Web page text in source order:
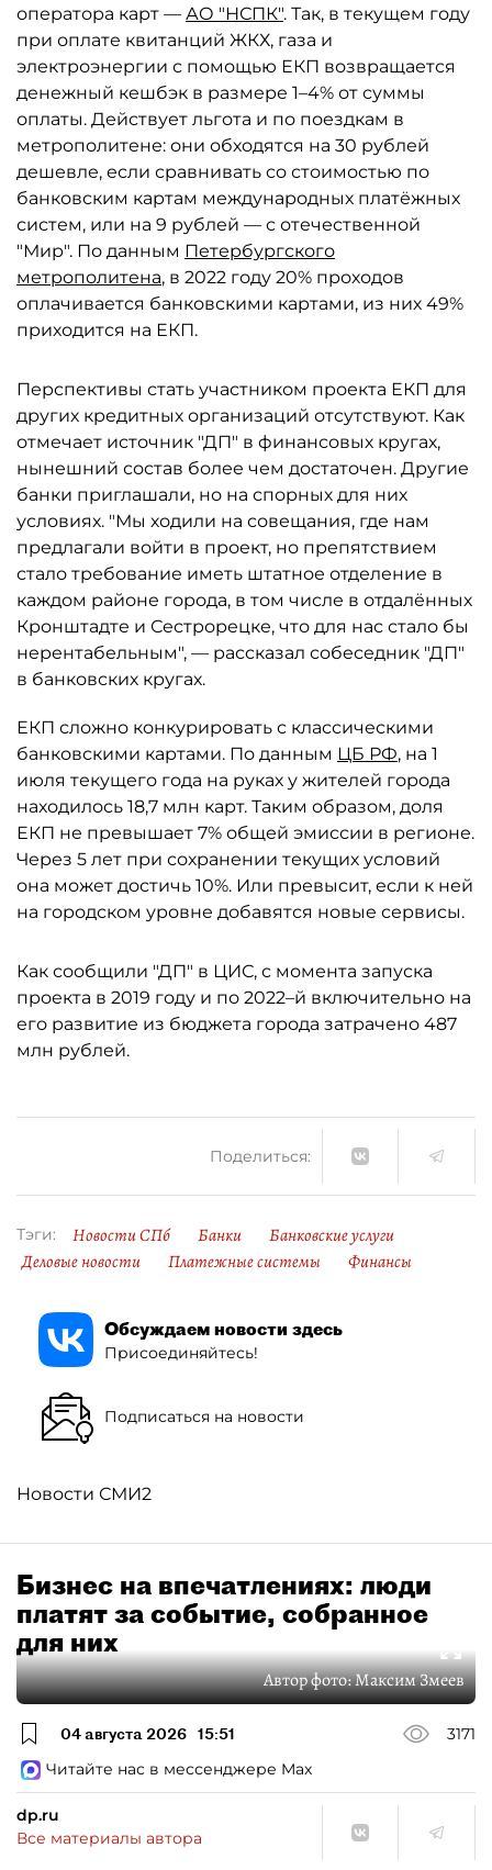
оператора карт — АО "НСПК". Так, в текущем году
при оплате квитанций ЖКХ, газа и
электроэнергии с помощью ЕКП возвращается
денежный кешбэк в размере 1–4% от суммы
оплаты. Действует льгота и по поездкам в
метрополитене: они обходятся на 30 рублей
дешевле, если сравнивать со стоимостью по
банковским картам международных платёжных
систем, или на 9 рублей — с отечественной
"Мир". По данным Петербургского
метрополитена, в 2022 году 20% проходов
оплачивается банковскими картами, из них 49%
приходится на ЕКП.
Перспективы стать участником проекта ЕКП для
других кредитных организаций отсутствуют. Как
отмечает источник "ДП" в финансовых кругах,
нынешний состав более чем достаточен. Другие
банки приглашали, но на спорных для них
условиях. "Мы ходили на совещания, где нам
предлагали войти в проект, но препятствием
стало требование иметь штатное отделение в
каждом районе города, в том числе в отдалённых
Кронштадте и Сестрорецке, что для нас стало бы
нерентабельным", — рассказал собеседник "ДП"
в банковских кругах.
ЕКП сложно конкурировать с классическими
банковскими картами. По данным ЦБ РФ, на 1
июля текущего года на руках у жителей города
находилось 18,7 млн карт. Таким образом, доля
ЕКП не превышает 7% общей эмиссии в регионе.
Через 5 лет при сохранении текущих условий
она может достичь 10%. Или превысит, если к ней
на городском уровне добавятся новые сервисы.
Как сообщили "ДП" в ЦИС, с момента запуска
проекта в 2019 году и по 2022–й включительно на
его развитие из бюджета города затрачено 487
млн рублей.
Поделиться:
Тэги: Новости СПб Банки
Банковские услуги
Деловые новости
Платежные системы Финансы
Обсуждаем новости здесь
Присоединяйтесь!
Подписаться на новости
Новости СМИ2
Бизнес на впечатлениях: люди
платят за событие, собранное
для них
Автор фото:Максим Змеев
04 августа 2026 15:51
3171
Читайте нас в мессенджере Max
dp.ru
Все материалы автора